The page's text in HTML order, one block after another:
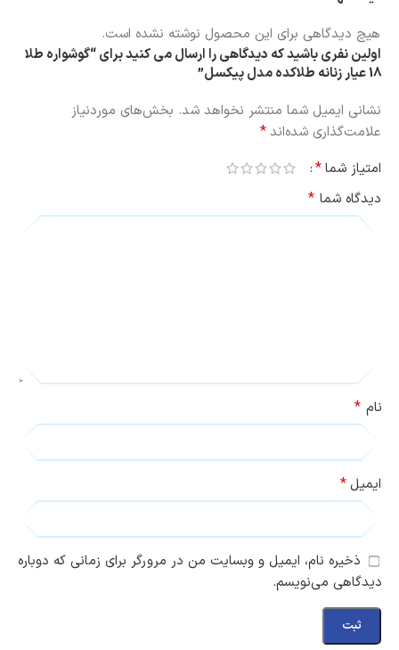
هیچ دیدگاهی برای این محصول نوشته نشده است.
اولین نفری باشید که دیدگاهی را ارسال می کنید برای “گوشواره طلا
18 عیار زنانه طلاکده مدل پیکسل”
نشانی ایمیل شما منتشر نخواهد شد. بخش‌های موردنیاز
علامت‌گذاری شده‌اند*
امتیاز شما*
دیدگاه شما *
نام *
ایمیل*
ذخیره نام، ایمیل و وبسایت من در مرورگر برای زمانی که دوباره
دیدگاهی می‌نویسم.